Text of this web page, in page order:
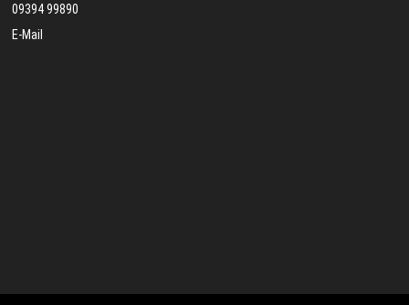
09394 99890
E-Mail